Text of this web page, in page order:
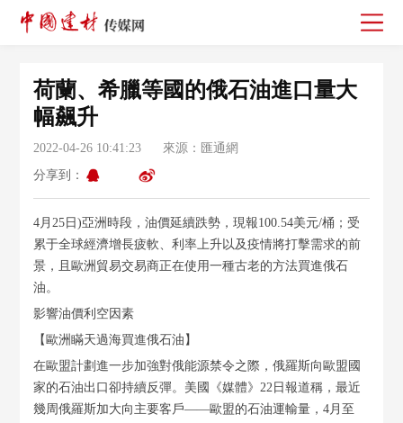
荷蘭、希臘等國的俄石油進口量大
幅飆升
2022-04-26 10:41:23 來源：匯通網
分享到：
4月25日)亞洲時段，油價延續跌勢，現報100.54美元/桶；受
累于全球經濟增長疲軟、利率上升以及疫情將打擊需求的前
景，且歐洲貿易交易商正在使用一種古老的方法買進俄石
油。
影響油價利空因素
【歐洲瞞天過海買進俄石油】
在歐盟計劃進一步加強對俄能源禁令之際，俄羅斯向歐盟國
家的石油出口卻持續反彈。美國《媒體》22日報道稱，最近
幾周俄羅斯加大向主要客戶——歐盟的石油運輸量，4月至